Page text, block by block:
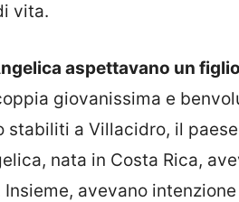
vita.
aspettavano un figlio
giovanissima e
a Villacidro, il paese
nata in Costa Rica,
avevano